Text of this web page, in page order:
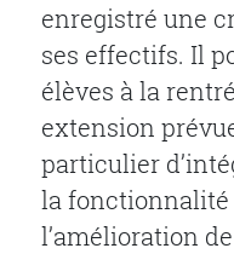
enregistré une
ses effectifs. Il
élèves à la
extension
particulier
la fonctionnalité
l’amélioration